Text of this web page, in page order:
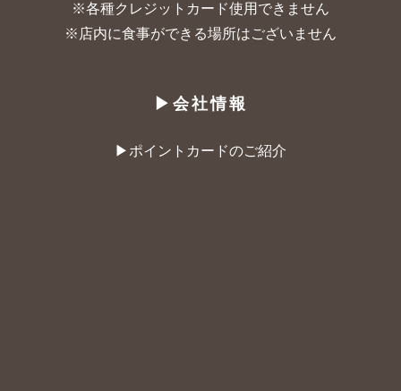
※各種クレジットカード使用できません
※店内に食事ができる場所はございません
▶︎会社情報
▶︎ポイントカードのご紹介